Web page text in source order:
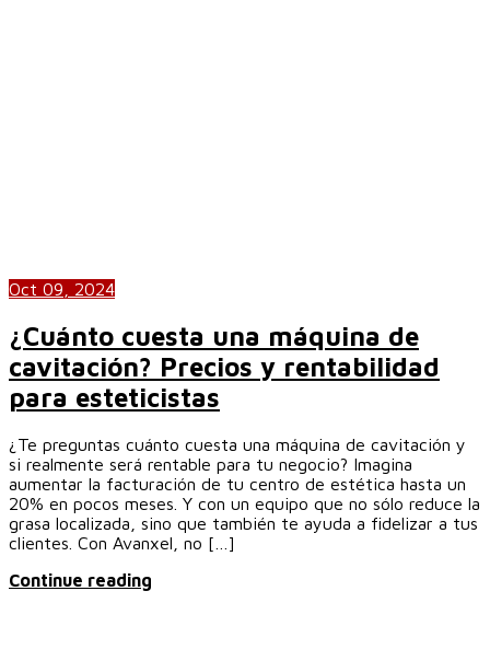
Oct 09, 2024
¿Cuánto cuesta una máquina de
cavitación? Precios y rentabilidad
para esteticistas
¿Te preguntas cuánto cuesta una máquina de cavitación y
si realmente será rentable para tu negocio? Imagina
aumentar la facturación de tu centro de estética hasta un
20% en pocos meses. Y con un equipo que no sólo reduce la
grasa localizada, sino que también te ayuda a fidelizar a tus
clientes. Con Avanxel, no […]
Continue reading